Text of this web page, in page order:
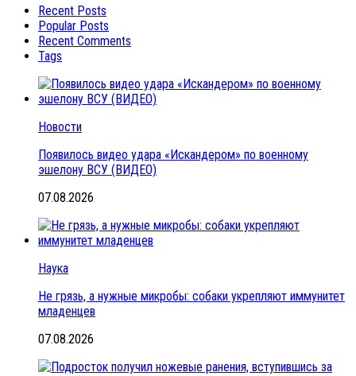
Recent Posts
Popular Posts
Recent Comments
Tags
Новости
Появилось видео удара «Искандером» по военному
эшелону ВСУ (ВИДЕО)
07.08.2026
Наука
Не грязь, а нужные микробы: собаки укрепляют иммунитет
младенцев
07.08.2026